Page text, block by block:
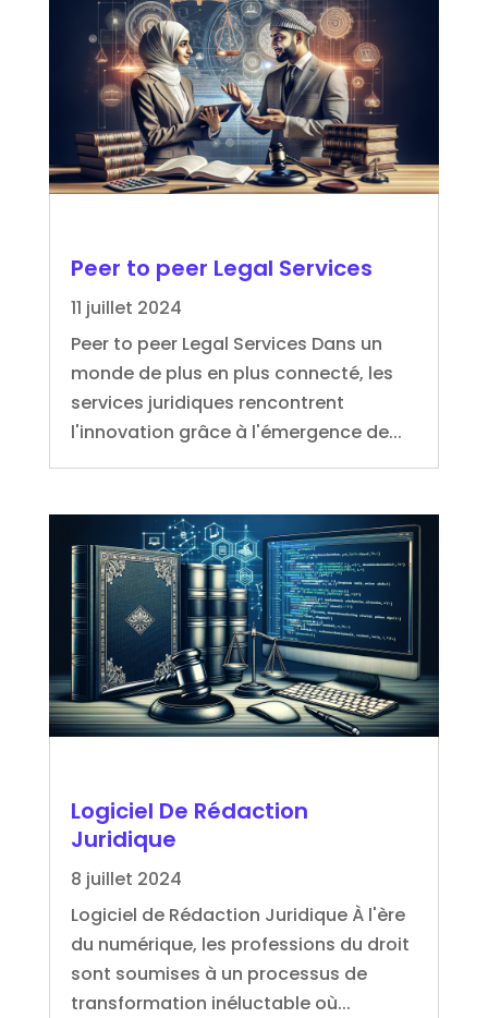
Peer to peer Legal Services
11 juillet 2024
Peer to peer Legal Services Dans un
monde de plus en plus connecté, les
services juridiques rencontrent
l'innovation grâce à l'émergence de...
Logiciel De Rédaction
Juridique
8 juillet 2024
Logiciel de Rédaction Juridique À l'ère
du numérique, les professions du droit
sont soumises à un processus de
transformation inéluctable où...